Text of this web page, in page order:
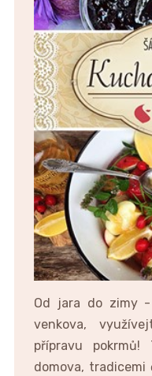
Od jara do zimy
venkova,
přípravu
domova, tradicemi